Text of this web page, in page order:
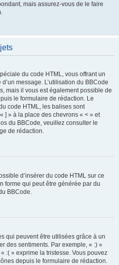
mais assurez-vous de le faire
du code HTML, vous offrant un
message. L’utilisation du BBCode
mais il vous est également possible de
le formulaire de rédaction. Le
code HTML, les balises sont
] » à la place des chevrons « < » et
du BBCode, veuillez consulter le
de rédaction.
d’insérer du code HTML sur ce
forme qui peut être générée par du
BBCode.
qui peuvent être utilisées grâce à un
des sentiments. Par exemple, « :) »
:( » exprime la tristesse. Vous pouvez
depuis le formulaire de rédaction.